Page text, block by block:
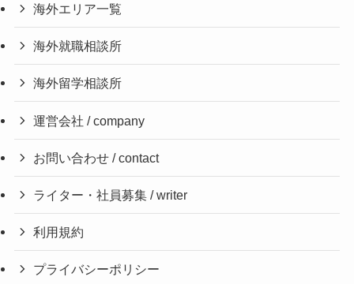
海外エリア一覧
海外就職相談所
海外留学相談所
運営会社 / company
お問い合わせ / contact
ライター・社員募集 / writer
利用規約
プライバシーポリシー